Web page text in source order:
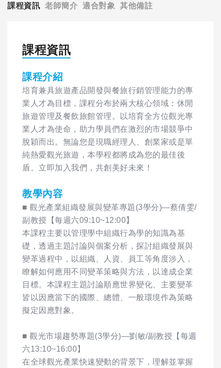
課程資訊 老師簡介 適合對象 其他備註
課程資訊
課程介紹
培育兼具旅遊產品開發與餐旅行銷管理能力的專
業人才為目標，課程分布於兩大核心領域：休閒
旅遊管理及餐飲旅館管理。以培育全方位觀光專
業人才為使命，助力學員們在激烈的市場競爭中
脫穎而出。無論您是現職經理人、創業家或是單
純熱愛觀光旅遊，本學程都將成為您的最佳後
盾。立即加入我們，共創美好未來！
教學內容
■ 觀光產業組織發展與變革專題(3學分)—蔡倩雯/
副教授【每週六09:10~12:00】
本課程主要以管理學中組織行為學的知識為基
礎，透過主題討論與個案分析，探討組織發展與
變革過程中，以組織、人資、員工等角度涉入，
瞭解如何應用不同變革策略與方法，以達成企業
目標。本課程主題討論順應世界變化、主要變革
皆以因應當下的國際、總體、一般環境作為策略
擬定因應對象。
■ 觀光市場趨勢專題(3學分)—劉敏/副教授【每週
六13:10~16:00】
在全球觀光產業快速變動的背景下，理解並掌握